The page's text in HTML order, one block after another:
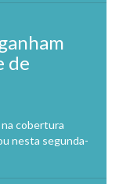
de
cobertura
nesta segunda-